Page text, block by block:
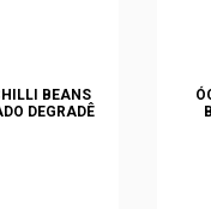
BEANS
DEGRADÊ